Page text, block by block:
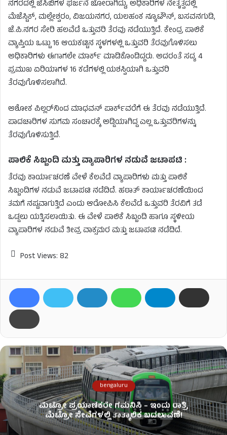
ನಗರದಲ್ಲಿ ಜೆಸಿಬಿಗಳ ಘರ್ಜನೆ ಜೋರಾಗಿದ್ದು, ಅಧಿಕಾರಿಗಳ ನೇತೃತ್ವದಲ್ಲಿ
ಮೆಜೆಸ್ಟಿಕ್, ಮಲ್ಲೇಶ್ವರಂ, ವಿಜಯನಗರ, ಯಲಹಂಕ ನ್ಯೂಟೌನ್, ಬಸವನಗುಡಿ,
ಜೆ.ಪಿ.ನಗರ ಸೇರಿ ಹಲವೆಡೆ ಒತ್ತುವರಿ ತೆರವು ನಡೆಯುತ್ತಿದೆ. ಕೇಂದ್ರ ಪಾಲಿಕೆ
ವ್ಯಾಪ್ತಿಯ ಒಟ್ಟು 16 ಆಯಕಟ್ಟಿನ ಸ್ಥಳಗಳಲ್ಲಿ ಒತ್ತುವರಿ ತೆರವುಗೊಳಿಸಲು
ಅಧಿಕಾರಿಗಳು ಈಗಾಗಲೇ ಮಾರ್ಕ್ ಮಾಡಿಕೊಂಡಿದ್ದರು. ಅದರಂತೆ ಸದ್ಯ 4
ಪ್ರಮುಖ ಏರಿಯಾಗಳ 16 ಕಡೆಗಳಲ್ಲಿ ಯಶಸ್ವಿಯಾಗಿ ಒತ್ತುವರಿ
ತೆರವುಗೊಳಿಸಲಾಗಿದೆ.
ಅಶೋಕ ಪಿಲ್ಲರ್‌ನಿಂದ ಮಾಧವನ್ ಪಾರ್ಕ್‌ವರೆಗೆ ಈ ತೆರವು ನಡೆಯುತ್ತಿದೆ.
ಪಾದಚಾರಿಗಳ ಸುಗಮ ಸಂಚಾರಕ್ಕೆ ಅಡ್ಡಿಯಾಗಿದ್ದ ಎಲ್ಲ ಒತ್ತುವರಿಗಳನ್ನು
ತೆರವುಗೊಳಿಸುತ್ತಿದೆ.
ಪಾಲಿಕೆ ಸಿಬ್ಬಂದಿ ಮತ್ತು ವ್ಯಾಪಾರಿಗಳ ನಡುವೆ ಜಟಾಪಟಿ :
ತೆರವು ಕಾರ್ಯಾಚರಣೆ ವೇಳೆ ಕೆಲವೆಡೆ ವ್ಯಾಪಾರಿಗಳು ಮತ್ತು ಪಾಲಿಕೆ
ಸಿಬ್ಬಂದಿಗಳ ನಡುವೆ ಜಟಾಪಟಿ ನಡೆದಿದೆ. ಹಠಾತ್ ಕಾರ್ಯಾಚರಣೆಯಿಂದ
ತಮಗೆ ನಷ್ಟವಾಗುತ್ತಿದೆ ಎಂದು ಆರೋಪಿಸಿ ಕೆಲವೆಡೆ ಒತ್ತುವರಿ ತೆರವಿಗೆ ತಡೆ
ಒಡ್ಡಲು ಯತ್ನಿಸಲಾಯಿತು. ಈ ವೇಳೆ ಪಾಲಿಕೆ ಸಿಬ್ಬಂದಿ ಹಾಗೂ ಸ್ಥಳೀಯ
ವ್ಯಾಪಾರಿಗಳ ನಡುವೆ ತೀವ್ರ ವಾಕ್ಸಮರ ಮತ್ತು ಜಟಾಪಟಿ ನಡೆದಿದೆ.
Post Views: 82
bengaluru
ಮೆಟ್ರೋ ಪ್ರಯಾಣಿಕರೇ ಗಮನಿಸಿ – ಇಂದು ರಾತ್ರಿ
ಮೆಟ್ರೋ ಸೇವೆಗಳಲ್ಲಿ ತಾತ್ಕಾಲಿಕ ಬದಲಾವಣೆ!